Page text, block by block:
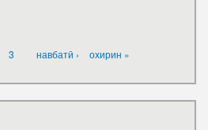
3 навбатӣ › охирин »